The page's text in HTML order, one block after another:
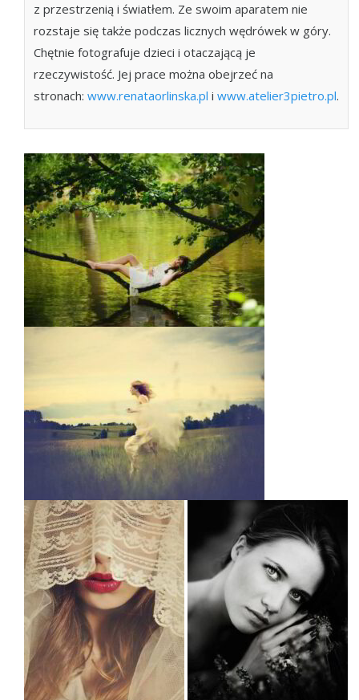
z przestrzenią i światłem. Ze swoim aparatem nie
rozstaje się także podczas licznych wędrówek w góry.
Chętnie fotografuje dzieci i otaczającą je
rzeczywistość. Jej prace można obejrzeć na
stronach: www.renataorlinska.pl i www.atelier3pietro.pl.